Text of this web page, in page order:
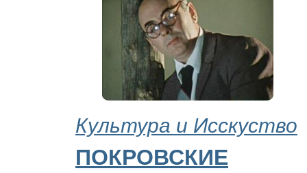
Культура и Исскуство
ПОКРОВСКИЕ